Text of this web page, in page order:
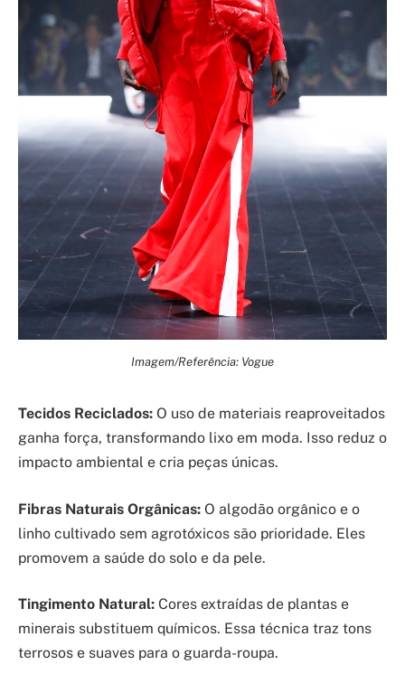
Imagem/Referência: Vogue
Tecidos Reciclados: O uso de materiais reaproveitados
ganha força, transformando lixo em moda. Isso reduz o
impacto ambiental e cria peças únicas.
Fibras Naturais Orgânicas: O algodão orgânico e o
linho cultivado sem agrotóxicos são prioridade. Eles
promovem a saúde do solo e da pele.
Tingimento Natural: Cores extraídas de plantas e
minerais substituem químicos. Essa técnica traz tons
terrosos e suaves para o guarda-roupa.